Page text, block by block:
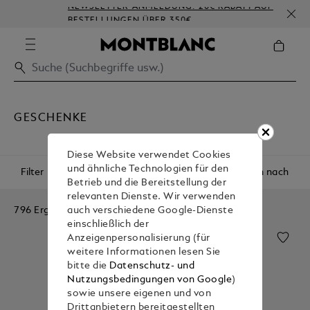
NEWSLETTER-ANMELDUNG: 20€ RABATT AUF
BESTELLUNGEN ÜBER 350€
GESCHENKE
Filter Sortieren nach
796 Ergebnisse
Diese Website verwendet Cookies
und ähnliche Technologien für den
Betrieb und die Bereitstellung der
relevanten Dienste. Wir verwenden
auch verschiedene Google-Dienste
einschließlich der
Anzeigenpersonalisierung (für
weitere Informationen lesen Sie
bitte die Datenschutz- und
Nutzungsbedingungen von Google)
sowie unsere eigenen und von
Drittanbietern bereitgestellten